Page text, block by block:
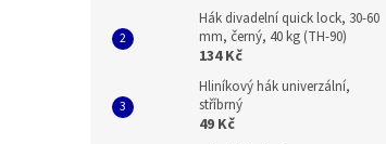
Hák divadelní quick lock, 30-60
mm, černý, 40 kg (TH-90)
134 Kč
Hliníkový hák univerzální,
stříbrný
49 Kč